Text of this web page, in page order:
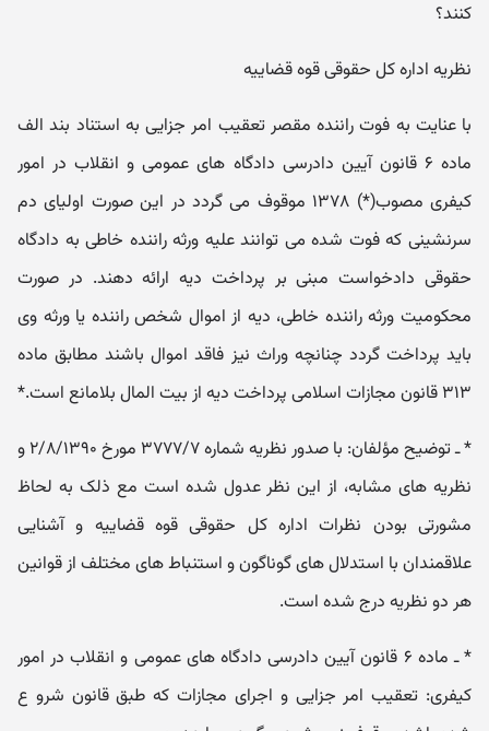
کنند؟
نظریه اداره کل حقوقی قوه قضاییه
با عنایت به فوت راننده مقصر تعقیب امر جزایی به استناد بند الف
ماده ۶ قانون آیین دادرسی دادگاه های عمومی و انقلاب در امور
کیفری مصوب(*) ۱۳۷۸ موقوف می گردد در این صورت اولیای دم
سرنشینی که فوت شده می توانند علیه ورثه راننده خاطی به دادگاه
حقوقی دادخواست مبنی بر پرداخت دیه ارائه دهند. در صورت
محکومیت ورثه راننده خاطی، دیه از اموال شخص راننده یا ورثه وی
باید پرداخت گردد چنانچه وراث نیز فاقد اموال باشند مطابق ماده
۳۱۳ قانون مجازات اسلامی پرداخت دیه از بیت المال بلامانع است.*
* ـ توضیح مؤلفان: با صدور نظریه شماره ۳۷۷۷/۷ مورخ ۲/۸/۱۳۹۰ و
نظریه های مشابه، از این نظر عدول شده است مع ذلک به لحاظ
مشورتی بودن نظرات اداره کل حقوقی قوه قضاییه و آشنایی
علاقمندان با استدلال های گوناگون و استنباط های مختلف از قوانین
هر دو نظریه درج شده است.
* ـ ماده ۶ قانون آیین دادرسی دادگاه های عمومی و انقلاب در امور
کیفری: تعقیب امر جزایی و اجرای مجازات که طبق قانون شرو ع